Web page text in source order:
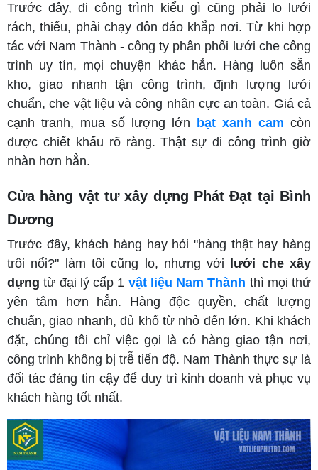
Trước đây, đi công trình kiểu gì cũng phải lo lưới
rách, thiếu, phải chạy đôn đáo khắp nơi. Từ khi hợp
tác với Nam Thành - công ty phân phối lưới che công
trình uy tín, mọi chuyện khác hẳn. Hàng luôn sẵn
kho, giao nhanh tận công trình, định lượng lưới
chuẩn, che vật liệu và công nhân cực an toàn. Giá cả
cạnh tranh, mua số lượng lớn
bạt xanh cam còn
được chiết khấu rõ ràng. Thật sự đi công trình giờ
nhàn hơn hẳn.
Cửa hàng vật tư xây dựng Phát Đạt tại Bình
Dương
Trước đây, khách hàng hay hỏi "hàng thật hay hàng
trôi nổi?" làm tôi cũng lo, nhưng với
lưới che xây
dựng từ đại lý cấp 1 vật liệu Nam Thành thì mọi thứ
yên tâm hơn hẳn. Hàng độc quyền, chất lượng
chuẩn, giao nhanh, đủ khổ từ nhỏ đến lớn. Khi khách
đặt, chúng tôi chỉ việc gọi là có hàng giao tận nơi,
công trình không bị trễ tiến độ. Nam Thành thực sự là
đối tác đáng tin cậy để duy trì kinh doanh và phục vụ
khách hàng tốt nhất.